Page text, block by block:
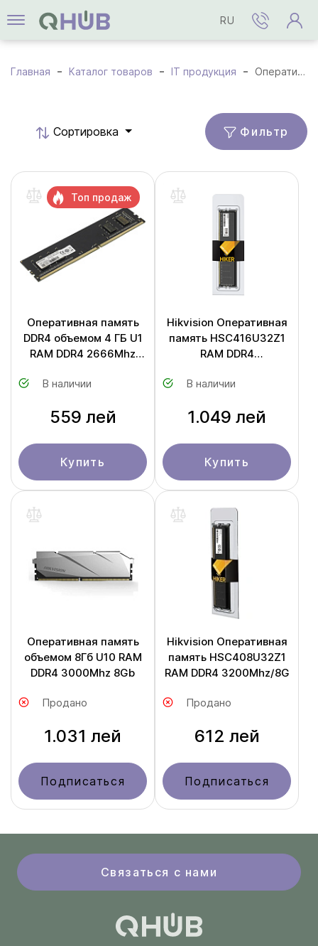
RU
Главная Каталог товаров IT продукция Оперативная память
Cортировка Фильтр
Оперативная память
DDR4 объемом 4 ГБ U1
RAM DDR4 2666Mhz
В наличии
559 лей
Купить
Топ продаж
Hikvision Оперативная
память HSC416U32Z1
RAM DDR4
В наличии
1.049 лей
Купить
Оперативная память
объемом 8Гб U10 RAM
DDR4 3000Mhz 8Gb
Продано
1.031 лей
Подписаться
Hikvision Оперативная
память HSC408U32Z1
RAM DDR4 3200Mhz/8G
Продано
612 лей
Подписаться
Связаться с нами